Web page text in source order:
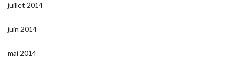
juillet 2014
juin 2014
mai 2014